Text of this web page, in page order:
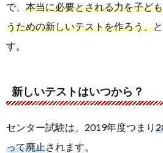
で、 本当に必要とされる力を子ど
うための新しいテストを作ろう、
す。
新しいテストはいつから？
センター試験は、2019年度つまり
って廃止されます。